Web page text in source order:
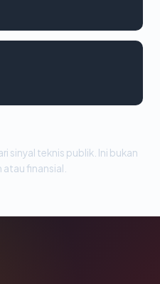
sinyal teknis publik. Ini bukan
finansial.